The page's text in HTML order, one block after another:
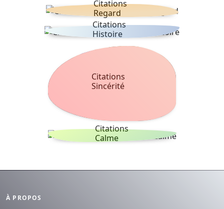
Citations
Regard
Citations
Histoire
Citations
Sincérité
Citations
Calme
À PROPOS